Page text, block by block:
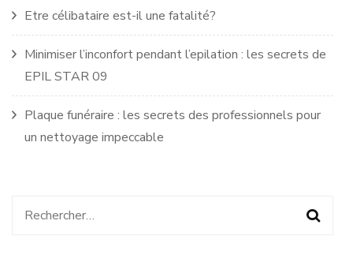
Etre célibataire est-il une fatalité?
Minimiser l’inconfort pendant l’epilation : les secrets de
EPIL STAR 09
Plaque funéraire : les secrets des professionnels pour
un nettoyage impeccable
Rechercher :